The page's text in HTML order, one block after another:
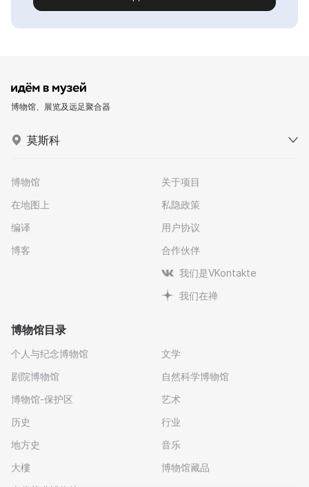
博物馆、展览及远足聚合器
莫斯科
博物馆
在地图上
编译
博客
关于项目
私隐政策
用户协议
合作伙伴
我们是VKontakte
我们在禅
博物馆目录
个人与纪念博物馆
剧院博物馆
博物馆-保护区
历史
地方史
大樓
文学
自然科学博物馆
艺术
行业
音乐
博物馆藏品